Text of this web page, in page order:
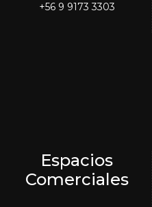
+56 9 9173 3303
Espacios
Comerciales